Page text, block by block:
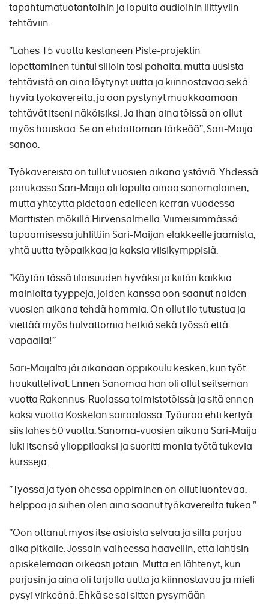
tapahtumatuotantoihin ja lopulta audioihin liittyviin
tehtäviin.
”Lähes 15 vuotta kestäneen Piste-projektin
lopettaminen tuntui silloin tosi pahalta, mutta uusista
tehtävistä on aina löytynyt uutta ja kiinnostavaa sekä
hyviä työkavereita, ja oon pystynyt muokkaamaan
tehtävät itseni näköisiksi. Ja ihan aina töissä on ollut
myös hauskaa. Se on ehdottoman tärkeää”, Sari-Maija
sanoo.
Työkavereista on tullut vuosien aikana ystäviä. Yhdessä
porukassa Sari-Maija oli lopulta ainoa sanomalainen,
mutta yhteyttä pidetään edelleen kerran vuodessa
Marttisten mökillä Hirvensalmella. Viimeisimmässä
tapaamisessa juhlittiin Sari-Maijan eläkkeelle jäämistä,
yhtä uutta työpaikkaa ja kaksia viisikymppisiä.
”Käytän tässä tilaisuuden hyväksi ja kiitän kaikkia
mainioita tyyppejä, joiden kanssa oon saanut näiden
vuosien aikana tehdä hommia. On ollut ilo tutustua ja
viettää myös hulvattomia hetkiä sekä työssä että
vapaalla!”
Sari-Maijalta jäi aikanaan oppikoulu kesken, kun työt
houkuttelivat. Ennen Sanomaa hän oli ollut seitsemän
vuotta Rakennus-Ruolassa toimistotöissä ja sitä ennen
kaksi vuotta Koskelan sairaalassa. Työuraa ehti kertyä
siis lähes 50 vuotta. Sanoma-vuosien aikana Sari-Maija
luki itsensä ylioppilaaksi ja suoritti monia työtä tukevia
kursseja.
”Työssä ja työn ohessa oppiminen on ollut luontevaa,
helppoa ja siihen olen aina saanut työkavereilta tukea.”
”Oon ottanut myös itse asioista selvää ja sillä pärjää
aika pitkälle. Jossain vaiheessa haaveilin, että lähtisin
opiskelemaan oikeasti jotain. Mutta en lähtenyt, kun
pärjäsin ja aina oli tarjolla uutta ja kiinnostavaa ja mieli
pysyi virkeänä. Ehkä se sai sitten pysymään